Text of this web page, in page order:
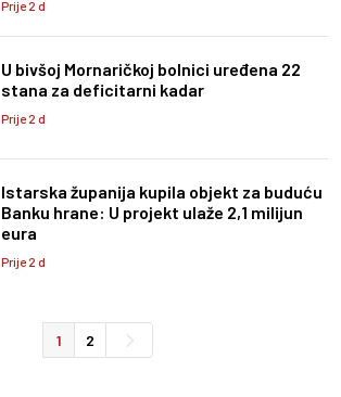
Prije 2 d
U bivšoj Mornaričkoj bolnici uređena 22
stana za deficitarni kadar
Prije 2 d
Istarska županija kupila objekt za buduću
Banku hrane: U projekt ulaže 2,1 milijun
eura
Prije 2 d
1 2